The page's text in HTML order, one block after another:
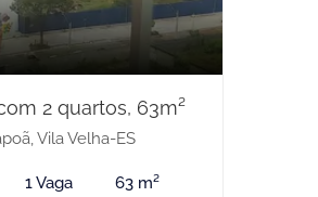
2 quartos, 63m²
Vila Velha-ES
1 Vaga 63 m²